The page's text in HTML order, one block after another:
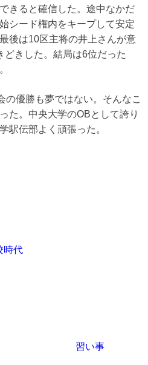
きると確信した。途中なかだ
シード権内をキープして安定
後は10区主将の井上さんが意
きした。結局は6位だった
の優勝も夢ではない。そんなこ
た。中央大学のOBとして誇り
駅伝部よく頑張った。
時代
習い事